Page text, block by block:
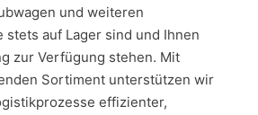
und weiteren
stets auf Lager sind und Ihnen
zur Verfügung stehen. Mit
Sortiment unterstützen wir
effizienter,